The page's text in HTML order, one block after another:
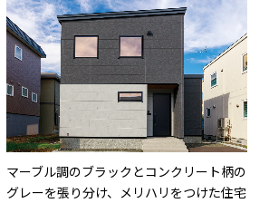
マーブル調のブラックとコンクリート柄の
グレーを張り分け、メリハリをつけた住宅